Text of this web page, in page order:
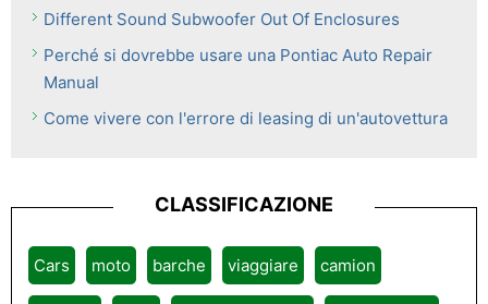
Different Sound Subwoofer Out Of Enclosures
Perché si dovrebbe usare una Pontiac Auto Repair
Manual
Come vivere con l'errore di leasing di un'autovettura
CLASSIFICAZIONE
Cars moto barche viaggiare camion